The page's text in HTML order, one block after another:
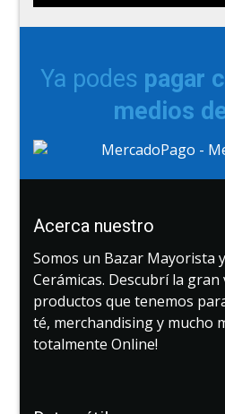
Ya podes pagar
medios
Acerca nuestro
Somos un Bazar Mayorista
Cerámicas. Descubrí la gran
productos que tenemos
té, merchandising y mucho
totalmente Online!